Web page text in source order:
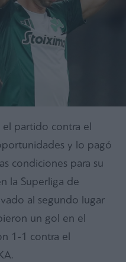
el partido contra el
y lo pagó
condiciones para su
la Superliga de
al segundo lugar
un gol en el
1-1 contra el